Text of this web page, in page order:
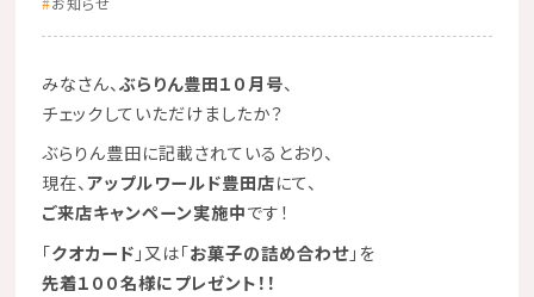
みなさん、ぶらりん豊田１０月号、
チェックしていただけましたか？
ぶらりん豊田に記載されているとおり、
現在、アップルワールド豊田店にて、
ご来店キャンペーン実施中です！
「クオカード 」又は「お菓子の詰め合わせ」を
先着１００名様にプレゼント！！